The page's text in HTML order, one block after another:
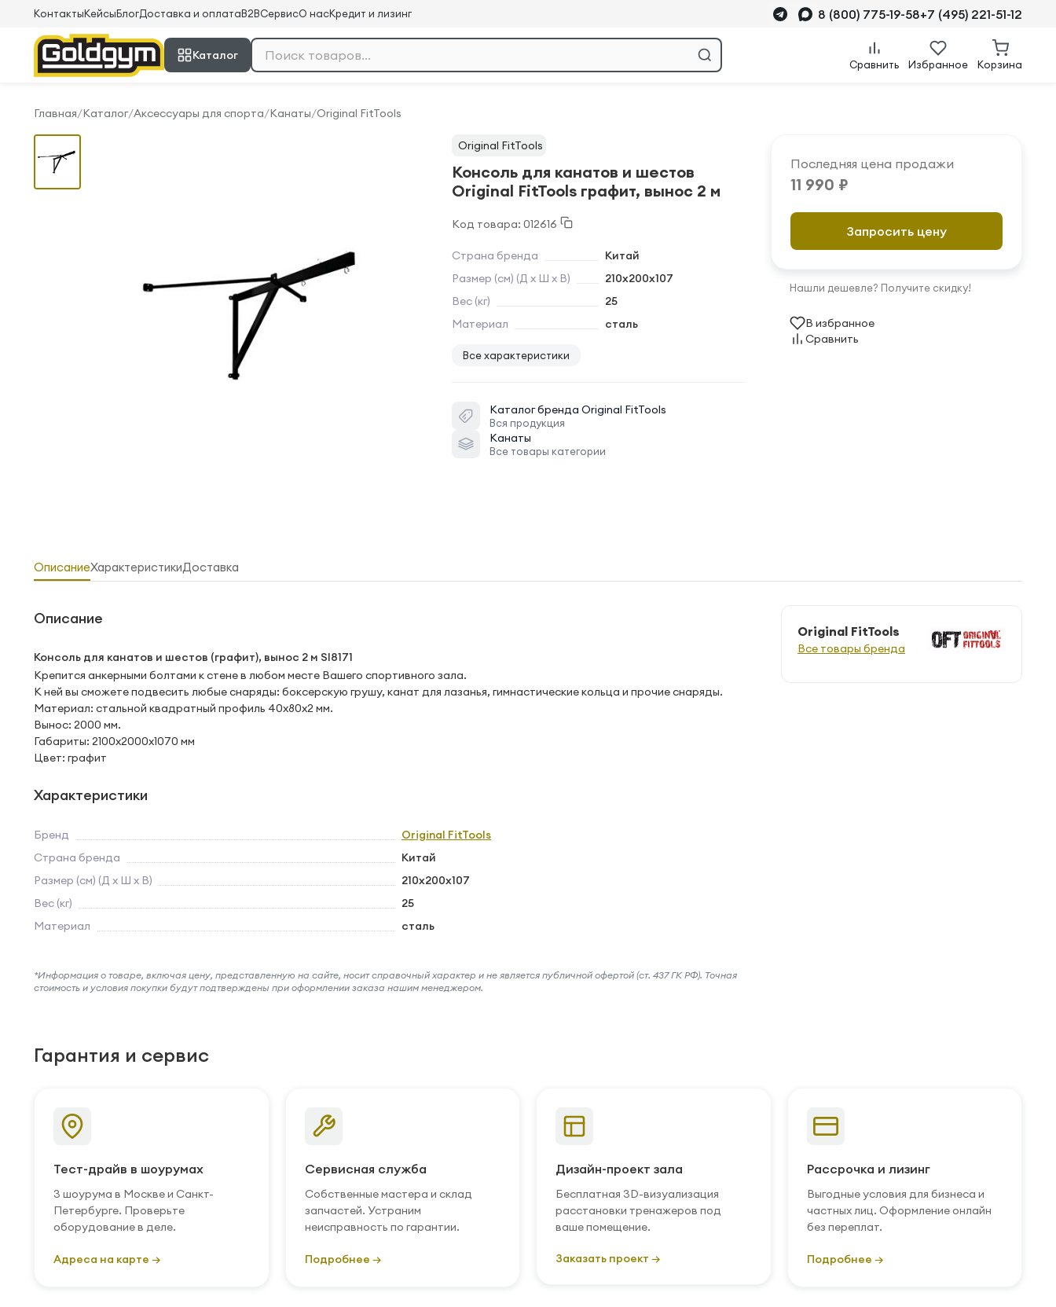
КонтактыКейсыБлогДоставка и оплатаB2BСервисО насКредит и лизинг 8 (800) 775-19-58+7 (495) 221-51-12
Каталог
Сравнить Избранное Корзина
Главная/Каталог/Аксессуары для спорта/Канаты/Original FitTools
Original FitTools
Консоль для канатов и шестов
Original FitTools графит, вынос 2 м
Код товара: 012616
Страна бренда
Китай
Размер (см) (Д х Ш х В)
210х200х107
Вес (кг)
25
Материал
сталь
Все характеристики
Каталог бренда Original FitTools
Вся продукция
Канаты
Все товары категории
Последняя цена продажи
11 990 ₽
Запросить цену
Нашли дешевле? Получите скидку!
В избранное
Сравнить
ОписаниеХарактеристикиДоставка
Описание
Консоль для канатов и шестов (графит), вынос 2 м SI8171
Крепится анкерными болтами к стене в любом месте Вашего спортивного зала.
К ней вы сможете подвесить любые снаряды: боксерскую грушу, канат для лазанья, гимнастические кольца и прочие снаряды.
Материал: стальной квадратный профиль 40х80х2 мм.
Вынос: 2000 мм.
Габариты: 2100х2000х1070 мм
Цвет: графит
Характеристики
Бренд
Original FitTools
Страна бренда
Китай
Размер (см) (Д х Ш х В)
210х200х107
Вес (кг)
25
Материал
сталь
*Информация о товаре, включая цену, представленную на сайте, носит справочный характер и не является публичной офертой (ст. 437 ГК РФ). Точная
стоимость и условия покупки будут подтверждены при оформлении заказа нашим менеджером.
Original FitTools
Все товары бренда
Гарантия и сервис
Тест-драйв в шоурумах
3 шоурума в Москве и Санкт-
Петербурге. Проверьте
оборудование в деле.
Адреса на карте →
Сервисная служба
Собственные мастера и склад
запчастей. Устраним
неисправность по гарантии.
Подробнее →
Дизайн-проект зала
Бесплатная 3D-визуализация
расстановки тренажеров под
ваше помещение.
Заказать проект →
Рассрочка и лизинг
Выгодные условия для бизнеса и
частных лиц. Оформление онлайн
без переплат.
Подробнее →